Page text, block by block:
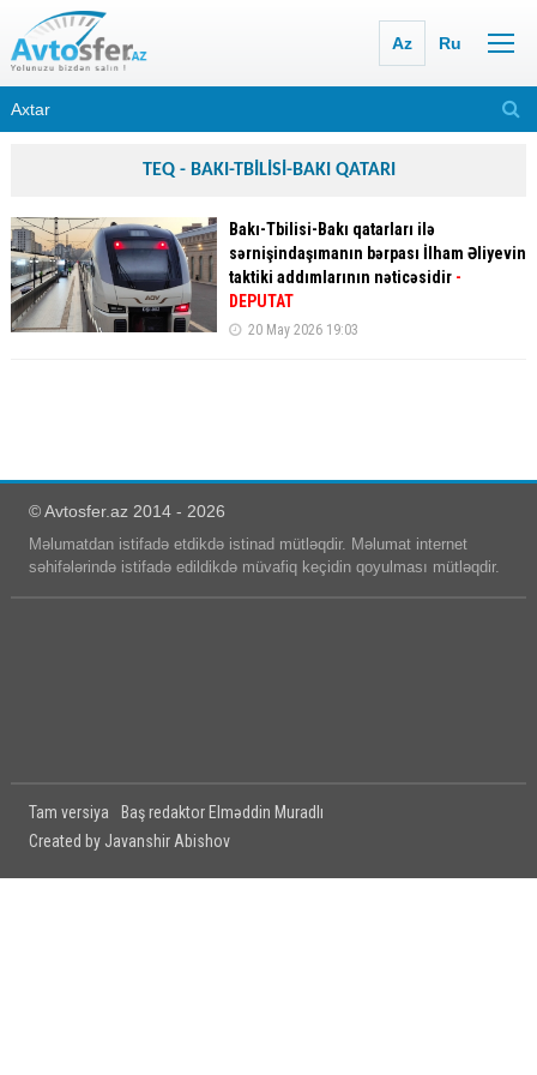
Az Ru
TEQ - BAKI-TBİLİSİ-BAKI QATARI
Bakı-Tbilisi-Bakı qatarları ilə
sərnişindaşımanın bərpası İlham Əliyevin
taktiki addımlarının nəticəsidir -
DEPUTAT
20 May 2026 19:03
© Avtosfer.az 2014 - 2026
Məlumatdan istifadə etdikdə istinad mütləqdir. Məlumat internet
səhifələrində istifadə edildikdə müvafiq keçidin qoyulması mütləqdir.
Tam versiya
Baş redaktor Elməddin Muradlı
Created by Javanshir Abishov